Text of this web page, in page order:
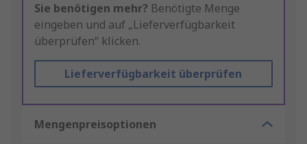
Sie benötigen mehr? Benötigte Menge
eingeben und auf „Lieferverfügbarkeit
überprüfen“ klicken.
Lieferverfügbarkeit überprüfen
Mengenpreisoptionen